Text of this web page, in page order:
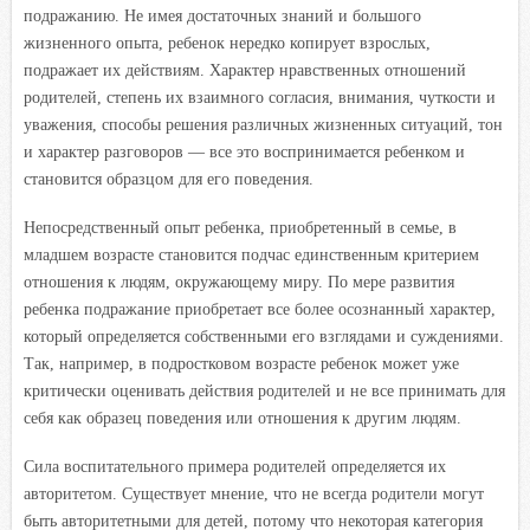
подражанию. Не имея достаточных знаний и большого
жизненного опыта, ребенок нередко копирует взрослых,
подражает их действиям. Характер нравственных отношений
родителей, степень их взаимного согласия, внимания, чуткости и
уважения, способы решения различных жизненных ситуаций, тон
и характер разговоров — все это воспринимается ребенком и
становится образцом для его поведения.
Непосредственный опыт ребенка, приобретенный в семье, в
младшем возрасте становится подчас единственным критерием
отношения к людям, окружающему миру. По мере развития
ребенка подражание приобретает все более осознанный характер,
который определяется собственными его взглядами и суждениями.
Так, например, в подростковом возрасте ребенок может уже
критически оценивать действия родителей и не все принимать для
себя как образец поведения или отношения к другим людям.
Сила воспитательного примера родителей определяется их
авторитетом. Существует мнение, что не всегда родители могут
быть авторитетными для детей, потому что некоторая категория